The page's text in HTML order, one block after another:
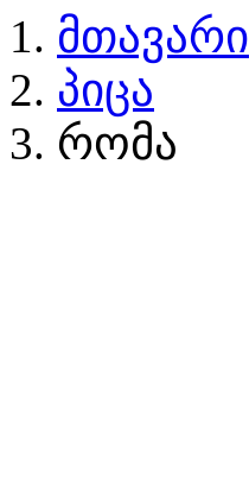
მთავარი
პიცა
რომა